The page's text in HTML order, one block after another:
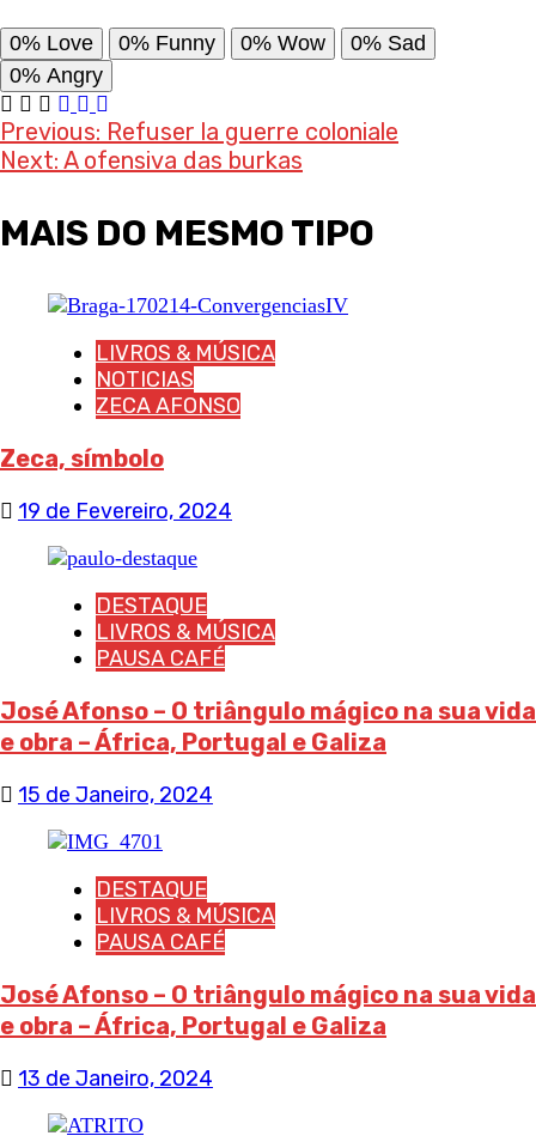
0% Love 0% Funny 0% Wow 0% Sad
0% Angry
Post
navigation
Previous: Refuser la guerre coloniale
Next: A ofensiva das burkas
MAIS DO MESMO TIPO
LIVROS & MÚSICA
NOTICIAS
ZECA AFONSO
Zeca, símbolo
19 de Fevereiro, 2024
DESTAQUE
LIVROS & MÚSICA
PAUSA CAFÉ
José Afonso – O triângulo mágico na sua vida
e obra – África, Portugal e Galiza
15 de Janeiro, 2024
DESTAQUE
LIVROS & MÚSICA
PAUSA CAFÉ
José Afonso – O triângulo mágico na sua vida
e obra – África, Portugal e Galiza
13 de Janeiro, 2024